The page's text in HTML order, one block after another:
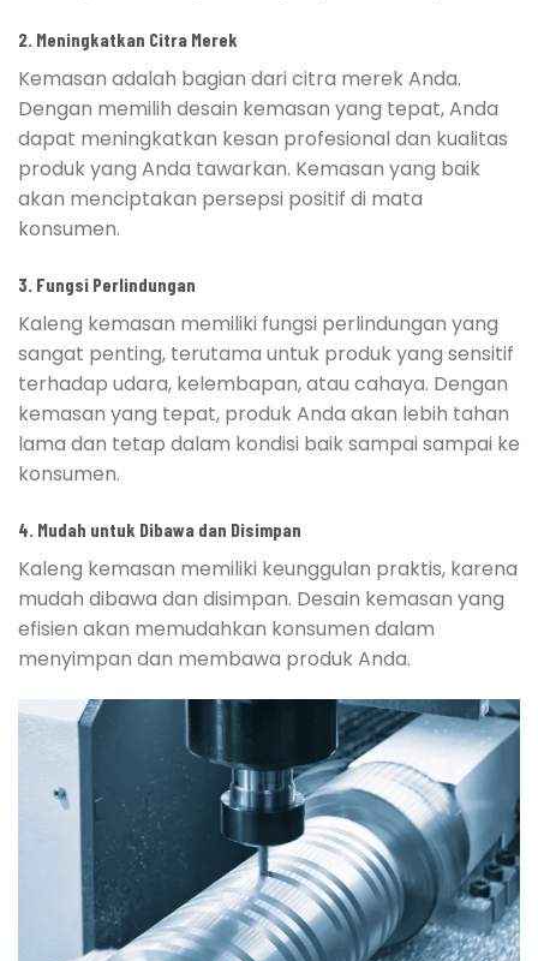
2. Meningkatkan Citra Merek
Kemasan adalah bagian dari citra merek Anda.
Dengan memilih desain kemasan yang tepat, Anda
dapat meningkatkan kesan profesional dan kualitas
produk yang Anda tawarkan. Kemasan yang baik
akan menciptakan persepsi positif di mata
konsumen.
3. Fungsi Perlindungan
Kaleng kemasan memiliki fungsi perlindungan yang
sangat penting, terutama untuk produk yang sensitif
terhadap udara, kelembapan, atau cahaya. Dengan
kemasan yang tepat, produk Anda akan lebih tahan
lama dan tetap dalam kondisi baik sampai sampai ke
konsumen.
4. Mudah untuk Dibawa dan Disimpan
Kaleng kemasan memiliki keunggulan praktis, karena
mudah dibawa dan disimpan. Desain kemasan yang
efisien akan memudahkan konsumen dalam
menyimpan dan membawa produk Anda.